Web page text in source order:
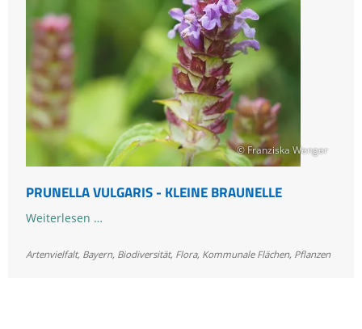
© Franziska Wenger
PRUNELLA VULGARIS - KLEINE BRAUNELLE
Weiterlesen …
-
Artenvielfalt, Bayern, Biodiversität, Flora, Kommunale Flächen, Pflanzen